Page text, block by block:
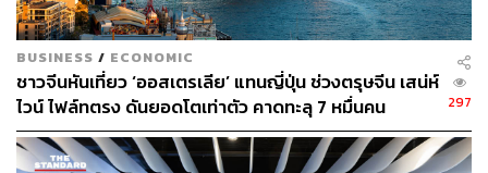
BUSINESS / ECONOMIC
ชาวจีนหันเที่ยว ‘ออสเตรเลีย’ แทนญี่ปุ่น ช่วงตรุษจีน เสน่ห์
ไวน์ ไฟล์ทตรง ดันยอดโตเท่าตัว คาดทะลุ 7 หมื่นคน
297